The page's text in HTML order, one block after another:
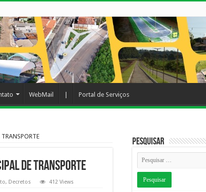
WebMail Portal de Serviços
DE TRANSPORTE
, Decretos 412 Views
Pesquisar